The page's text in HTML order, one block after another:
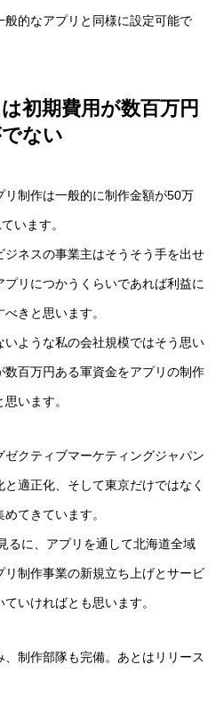
的なアプリと同様に設定可能で
初期費用が数百万円
ない
制作は一般的に制作金額が50万
います。
ネスの事業主はそうそう手を出せ
リにつかうくらいであれば利益に
きと思います。
ような私の会社規模ではそう思い
数百万円ある軍資金をアプリの制作
います。
ゼクティブマーケティングジャパン
適正化、そして東京だけではなく
てきています。
るに、アプリを通して北海道全域
制作事業の新規立ち上げとサービ
いければとも思います。
制作部隊も完備。あとはリリース